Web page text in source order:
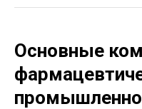
Основные